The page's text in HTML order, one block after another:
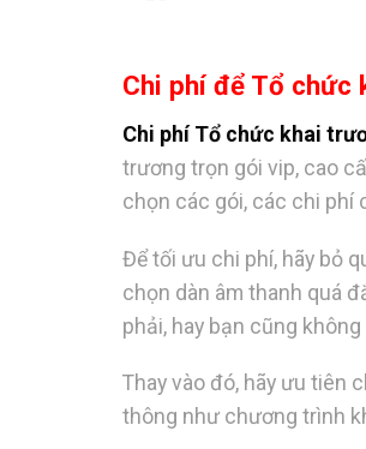
Chi phí để Tổ chức
Chi phí Tổ chức khai
trương trọn gói vip, cao
chọn các gói, các chi phí
Để tối ưu chi phí, hãy bỏ
chọn dàn âm thanh quá
phải, hay bạn cũng
Thay vào đó, hãy ưu tiên
thông như chương trình